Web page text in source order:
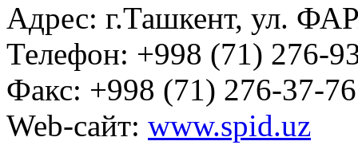
Адрес: г.Ташкент, ул.
Телефон: +998 (71) 276-
Факс: +998 (71) 276-37-76
Web-сайт: www.spid.uz